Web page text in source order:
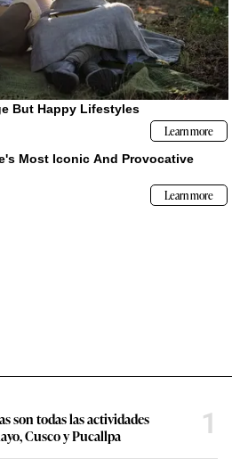
son todas las actividades
Cusco y Pucallpa
1